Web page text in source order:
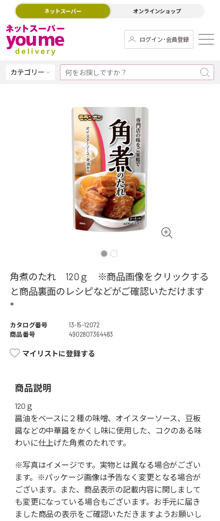
ネットスーパー オンラインショップ
ログイン･会員登録
カテゴリー
角煮のたれ 120ｇ ※商品画像をクリックする
と商品裏面のレシピなどがご確認いただけます
*
カタログ番号
13-15-12072
商品番号
4902807364483
マイリストに登録する
商品説明
120ｇ
醤油をベースに２種の味噌、オイスターソース、豆板
醤などの中華醤をかくし味に使用した、コクのある味
わいに仕上げた角煮のたれです。
※写真はイメージです。実物とは異なる場合がござい
ます。※パッケージ画像は予告なく変更となる場合が
ございます。また、商品表示の記載内容に関しまして
も変更になっている場合もございます。お手元に届き
ました商品の表示をご確認いただきますようお願いし